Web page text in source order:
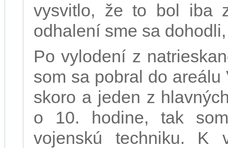
vysvitlo, že to bol iba
odhalení sme sa
Po vylodení z
som sa pobral do
skoro a jeden z
o 10. hodine, tak
vojenskú techniku. K